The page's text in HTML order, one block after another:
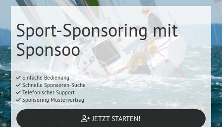
Sport-Sponsoring mit
Sponsoo
Einfache Bedienung
Schnelle Sponsoren-Suche
Telefonischer Support
Sponsoring Mustervertrag
JETZT STARTEN!